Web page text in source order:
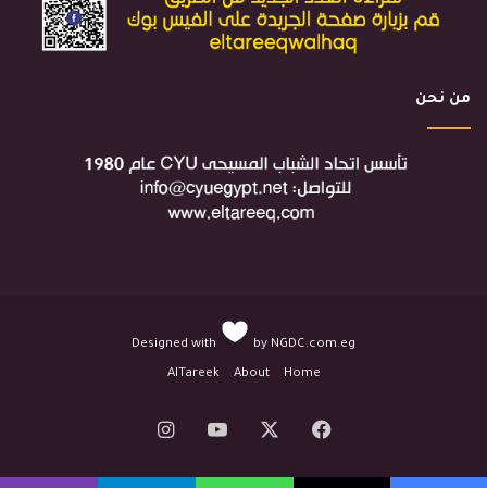
من نحن
Designed with by NGDC.com.eg
Home
About
AlTareek
فيسبوك ‫YouTube